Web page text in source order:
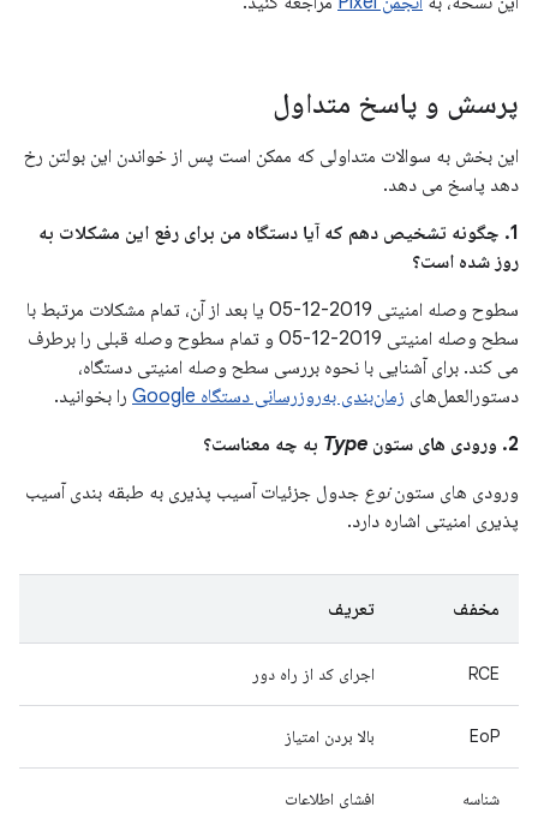
پرسش و پاسخ متداول
این بخش به سوالات متداولی که ممکن است پس از خواندن این بولتن رخ
دهد پاسخ می دهد.
1. چگونه تشخیص دهم که آیا دستگاه من برای رفع این مشکلات به
روز شده است؟
سطوح وصله امنیتی 2019-12-05 یا بعد از آن، تمام مشکلات مرتبط با
سطح وصله امنیتی 2019-12-05 و تمام سطوح وصله قبلی را برطرف
می کند. برای آشنایی با نحوه بررسی سطح وصله امنیتی دستگاه،
دستورالعمل‌های زمان‌بندی به‌روزرسانی دستگاه Google
را بخوانید.
2. ورودی های ستون
Type به چه معناست؟
ورودی های ستوننوع جدول جزئیات آسیب پذیری به طبقه بندی آسیب
پذیری امنیتی اشاره دارد.
مخفف تعریف
RCE اجرای کد از راه دور
EoP بالا بردن امتیاز
شناسه افشای اطلاعات